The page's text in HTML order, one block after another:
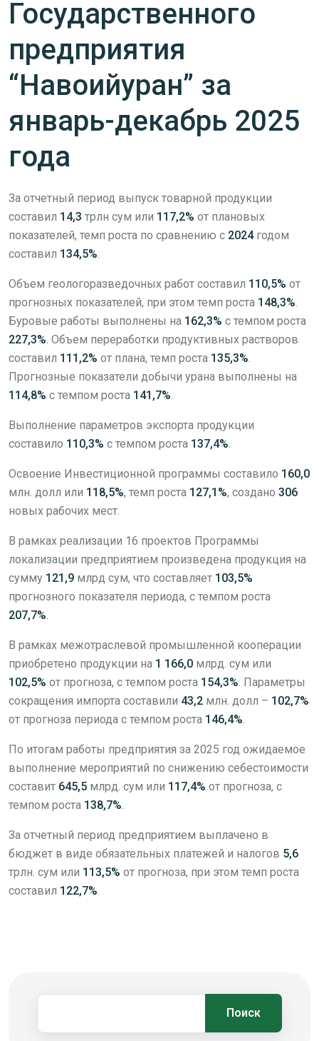
Государственного
предприятия
“Навоийуран” за
январь-декабрь 2025
года
За отчетный период выпуск товарной продукции
составил 14,3 трлн сум или 117,2% от плановых
показателей, темп роста по сравнению с 2024годом
составил 134,5%.
Объем геологоразведочных работ составил 110,5% от
прогнозных показателей, при этом темп роста 148,3%.
Буровые работы выполнены на 162,3% с темпом роста
227,3%. Объем переработки продуктивных растворов
составил 111,2% от плана, темп роста 135,3%.
Прогнозные показатели добычи урана выполнены на
114,8% с темпом роста 141,7%.
Выполнение параметров экспорта продукции
составило 110,3% с темпом роста 137,4%.
Освоение Инвестиционной программы составило 160,0
млн. долл или 118,5%, темп роста 127,1%, создано 306
новых рабочих мест.
В рамках реализации 16 проектов Программы
локализации предприятием произведена продукция на
сумму 121,9 млрд сум, что составляет 103,5%
прогнозного показателя периода, с темпом роста
207,7%.
В рамках межотраслевой промышленной кооперации
приобретено продукции на 1 166,0 млрд. сум или
102,5% от прогноза, с темпом роста 154,3%. Параметры
сокращения импорта составили 43,2 млн. долл – 102,7%
от прогноза периода с темпом роста 146,4%.
По итогам работы предприятия за 2025 год ожидаемое
выполнение мероприятий по снижению себестоимости
составит 645,5 млрд. сум или 117,4% от прогноза, с
темпом роста 138,7%.
За отчетный период предприятием выплачено в
бюджет в виде обязательных платежей и налогов 5,6
трлн. сум или 113,5% от прогноза, при этом темп роста
составил 122,7%.
Поиск